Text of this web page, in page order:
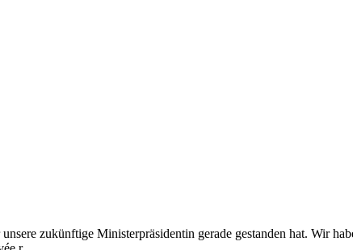
zukünftige Ministerpräsidentin gerade gestanden hat. Wir